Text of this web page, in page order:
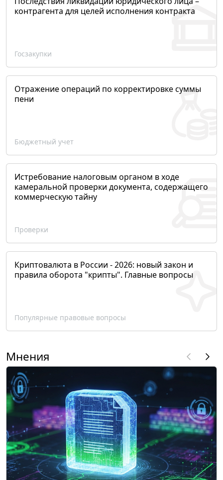
контрагента для целей исполнения контракта
Госзакупки
Отражение операций по корректировке суммы
пени
Бюджетный учет
Истребование налоговым органом в ходе
камеральной проверки документа, содержащего
коммерческую тайну
Проверки
Криптовалюта в России - 2026: новый закон и
правила оборота "крипты". Главные вопросы
Популярные правовые вопросы
Мнения